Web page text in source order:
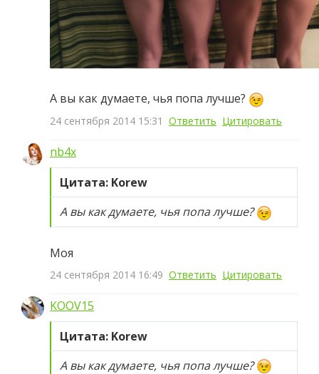
А вы как думаете, чья попа лучше?
24 сентября 2014 15:31 Ответить Цитировать
nb4x
Цитата: Korew
А вы как думаете, чья попа лучше?
Моя
24 сентября 2014 16:49 Ответить Цитировать
KOOV15
Цитата: Korew
А вы как думаете, чья попа лучше?